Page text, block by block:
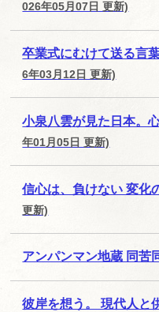
026年05月07日 更新)
卒業式にむけて送る言
6年03月12日 更新)
小泉八雲が見た日本。
年01月05日 更新)
信心は、負けない 変化
更新)
アンパンマン地蔵 同苦
彼岸を想う。 現代人と